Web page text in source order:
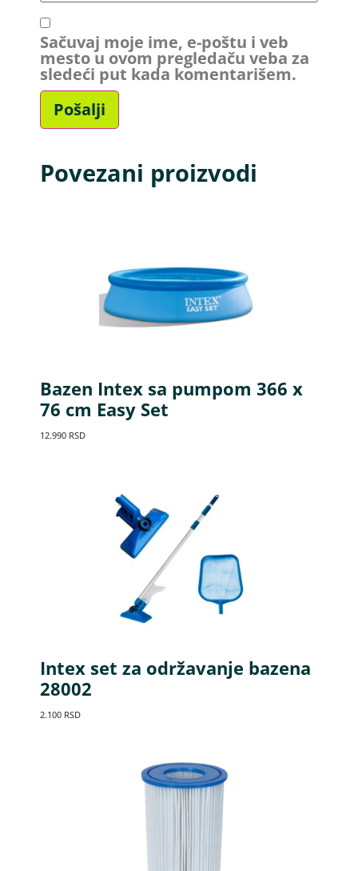
Sačuvaj moje ime, e-poštu i veb
mesto u ovom pregledaču veba za
sledeći put kada komentarišem.
Povezani proizvodi
Bazen Intex sa pumpom 366 x
76 cm Easy Set
12.990 RSD
Intex set za održavanje bazena
28002
2.100 RSD